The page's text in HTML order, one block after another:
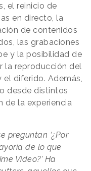
el reinicio de
en directo, la
de contenidos
las grabaciones
y la posibilidad de
la reproducción del
el diferido. Además,
desde distintos
de la experiencia
preguntan ‘¿Por
de lo que
Video?’ Ha